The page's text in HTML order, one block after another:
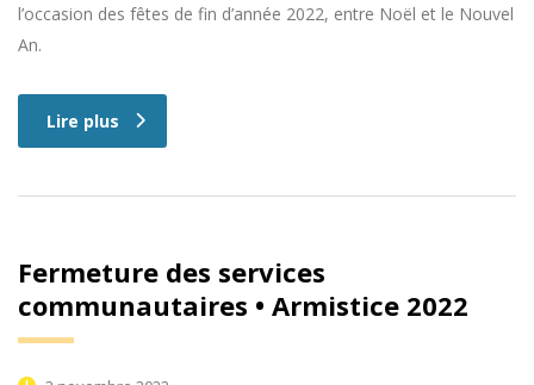
l’occasion des fêtes de fin d’année 2022, entre Noël et le Nouvel
An.
Lire plus
Fermeture des services
communautaires • Armistice 2022